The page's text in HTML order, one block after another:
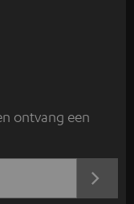
ontvang een